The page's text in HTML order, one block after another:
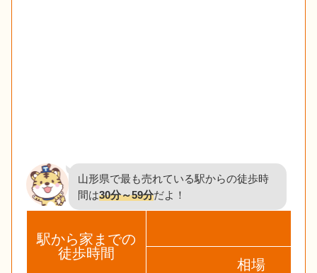
山形県で最も売れている駅からの徒歩時
間は30分～59分だよ！
駅から家までの
徒歩時間
相場